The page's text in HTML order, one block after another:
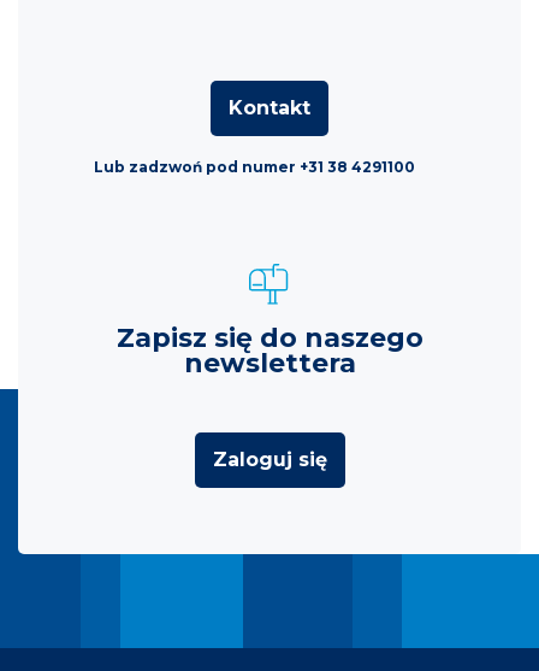
Kontakt
Lub zadzwoń pod numer +31 38 4291100
Zapisz się do naszego
newslettera
Zaloguj się